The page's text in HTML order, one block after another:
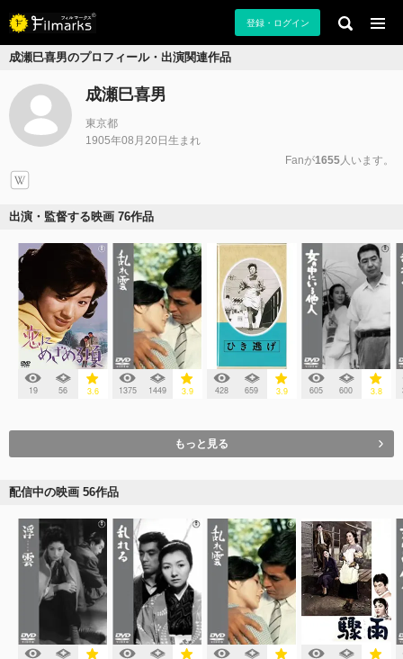
登録・ログイン
成瀬巳喜男のプロフィール・出演関連作品
成瀬巳喜男
東京都
1905年08月20日生まれ
Fanが1655人います。
出演・監督する映画 76作品
19 56 3.6 1375 1449 3.9 428 659 3.9 605 600 3.8
もっと見る
配信中の映画 56作品